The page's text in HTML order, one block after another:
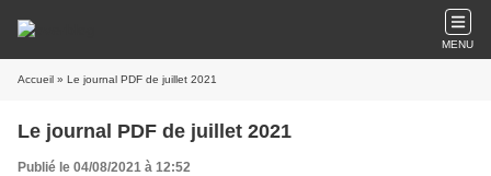
MENU
Accueil » Le journal PDF de juillet 2021
Le journal PDF de juillet 2021
Publié le 04/08/2021 à 12:52